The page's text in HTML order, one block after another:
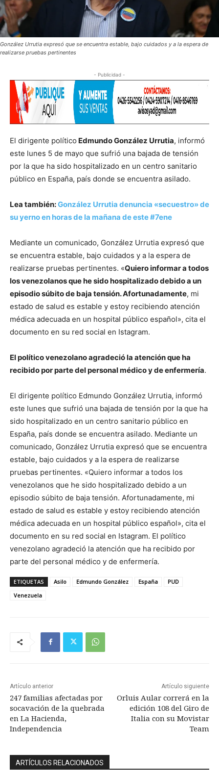
González Urrutia expresó que se encuentra estable, bajo cuidados y a la espera de
realizarse pruebas pertinentes
- Publicidad -
El dirigente político Edmundo González Urrutia, informó
este lunes 5 de mayo que sufrió una bajada de tensión
por la que ha sido hospitalizado en un centro sanitario
público en España, país donde se encuentra asilado.
Lea también:González Urrutia denuncia «secuestro» de
su yerno en horas de la mañana de este #7ene
Mediante un comunicado, González Urrutia expresó que
se encuentra estable, bajo cuidados y a la espera de
realizarse pruebas pertinentes. «Quiero informar a todos
los venezolanos que he sido hospitalizado debido a un
episodio súbito de baja tensión. Afortunadamente, mi
estado de salud es estable y estoy recibiendo atención
médica adecuada en un hospital público español», cita el
documento en su red social en Istagram.
El político venezolano agradeció la atención que ha
recibido por parte del personal médico y de enfermería.
El dirigente político Edmundo González Urrutia, informó
este lunes que sufrió una bajada de tensión por la que ha
sido hospitalizado en un centro sanitario público en
España, país donde se encuentra asilado. Mediante un
comunicado, González Urrutia expresó que se encuentra
estable, bajo cuidados y a la espera de realizarse
pruebas pertinentes. «Quiero informar a todos los
venezolanos que he sido hospitalizado debido a un
episodio súbito de baja tensión. Afortunadamente, mi
estado de salud es estable y estoy recibiendo atención
médica adecuada en un hospital público español», cita el
documento en su red social en Istagram. El político
venezolano agradeció la atención que ha recibido por
parte del personal médico y de enfermería.
ETIQUETAS Asilo Edmundo González España
PUD
Venezuela
Artículo anterior
247 familias afectadas por
socavación de la quebrada
en La Hacienda,
Independencia
Artículo siguiente
Orluis Aular correrá en la
edición 108 del Giro de
Italia con su Movistar
Team
ARTÍCULOS RELACIONADOS